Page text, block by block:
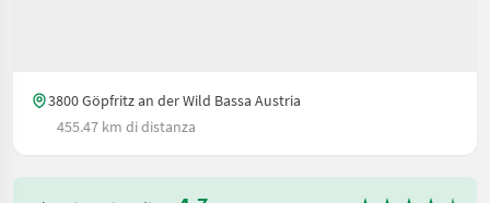
3800 Göpfritz an der Wild Bassa Austria
455.47 km di distanza